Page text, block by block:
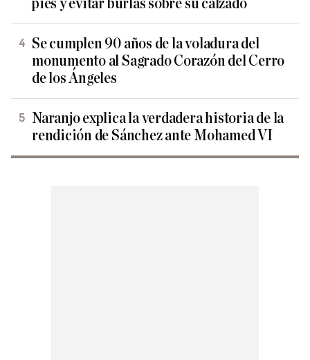
pies y evitar burlas sobre su calzado
Se cumplen 90 años de la voladura del
monumento al Sagrado Corazón del Cerro
de los Ángeles
Naranjo explica la verdadera historia de la
rendición de Sánchez ante Mohamed VI